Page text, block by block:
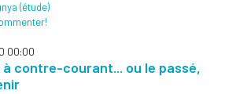
(étude)
00:00
contre-courant... ou le passé,